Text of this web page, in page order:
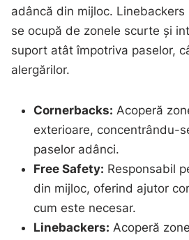
adâncă din mijloc.
se ocupă de zonele scurte și
suport atât împotriva paselor,
alergărilor.
Cornerbacks: Acoperă
exterioare, concentrându-
paselor adânci.
Free Safety: Responsabil
din mijloc, oferind ajutor
cum este necesar.
Linebackers: Acoperă